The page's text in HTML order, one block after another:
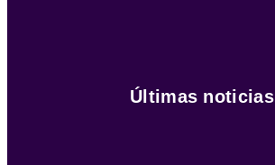
Últimas noticias